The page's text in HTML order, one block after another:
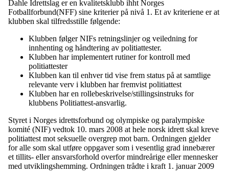
Dahle Idrettslag er en kvalitetsklubb ihht Norges
Fotballforbund(NFF) sine kriterier på nivå 1. Et av kriteriene er at
klubben skal tilfredsstille følgende:
Klubben følger NIFs retningslinjer og veiledning for
innhenting og håndtering av politiattester.
Klubben har implementert rutiner for kontroll med
politiattester
Klubben kan til enhver tid vise frem status på at samtlige
relevante verv i klubben har fremvist politiattest
Klubben har en rollebeskrivelse/stillingsinstruks for
klubbens Politiattest-ansvarlig.
Styret i Norges idrettsforbund og olympiske og paralympiske
komité (NIF) vedtok 10. mars 2008 at hele norsk idrett skal kreve
politiattest mot seksuelle overgrep mot barn. Ordningen gjelder
for alle som skal utføre oppgaver som i vesentlig grad innebærer
et tillits- eller ansvarsforhold overfor mindreårige eller mennesker
med utviklingshemming. Ordningen trådte i kraft 1. januar 2009